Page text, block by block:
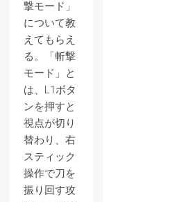
撃モード」
について教
えてもらえ
る。「斬撃
モード」と
は、L1ボタ
ンを押すと
視点が切り
替わり、右
スティック
操作で刀を
振り回す攻